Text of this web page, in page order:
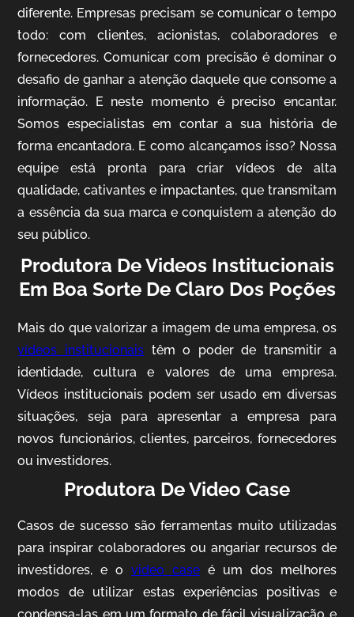
IQVIA
Cobertura de Eventos
AgriBrasil
diferente. Empresas precisam se comunicar o tempo
todo: com clientes, acionistas, colaboradores e
fornecedores. Comunicar com precisão é dominar o
desafio de ganhar a atenção daquele que consome a
informação. E neste momento é preciso encantar.
Somos especialistas em contar a sua história de
forma encantadora. E como alcançamos isso? Nossa
equipe está pronta para criar vídeos de alta
qualidade, cativantes e impactantes, que transmitam
a essência da sua marca e conquistem a atenção do
seu público.
Produtora De Videos Institucionais
Em Boa Sorte De Claro Dos Poções
Mais do que valorizar a imagem de uma empresa, os
vídeos institucionais têm o poder de transmitir a
identidade, cultura e valores de uma empresa.
Vídeos institucionais podem ser usado em diversas
situações, seja para apresentar a empresa para
novos funcionários, clientes, parceiros, fornecedores
ou investidores.
Produtora De Video Case
Casos de sucesso são ferramentas muito utilizadas
para inspirar colaboradores ou angariar recursos de
investidores, e ovideo case é um dos melhores
modos de utilizar estas experiências positivas e
condensa-las em um formato de fácil visualização e